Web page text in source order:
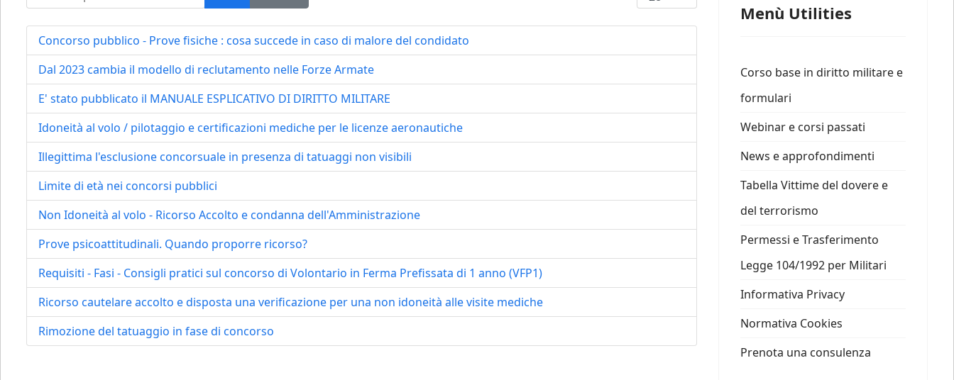
Concorso pubblico - Prove fisiche : cosa succede in caso di malore del condidato
Dal 2023 cambia il modello di reclutamento nelle Forze Armate
E' stato pubblicato il MANUALE ESPLICATIVO DI DIRITTO MILITARE
Idoneità al volo / pilotaggio e certificazioni mediche per le licenze aeronautiche
Illegittima l'esclusione concorsuale in presenza di tatuaggi non visibili
Limite di età nei concorsi pubblici
Non Idoneità al volo - Ricorso Accolto e condanna dell'Amministrazione
Prove psicoattitudinali. Quando proporre ricorso?
Requisiti - Fasi - Consigli pratici sul concorso di Volontario in Ferma Prefissata di 1 anno (VFP1)
Ricorso cautelare accolto e disposta una verificazione per una non idoneità alle visite mediche
Rimozione del tatuaggio in fase di concorso
Menù Utilities
Corso base in diritto militare e
formulari
Webinar e corsi passati
News e approfondimenti
Tabella Vittime del dovere e
del terrorismo
Permessi e Trasferimento
Legge 104/1992 per Militari
Informativa Privacy
Normativa Cookies
Prenota una consulenza